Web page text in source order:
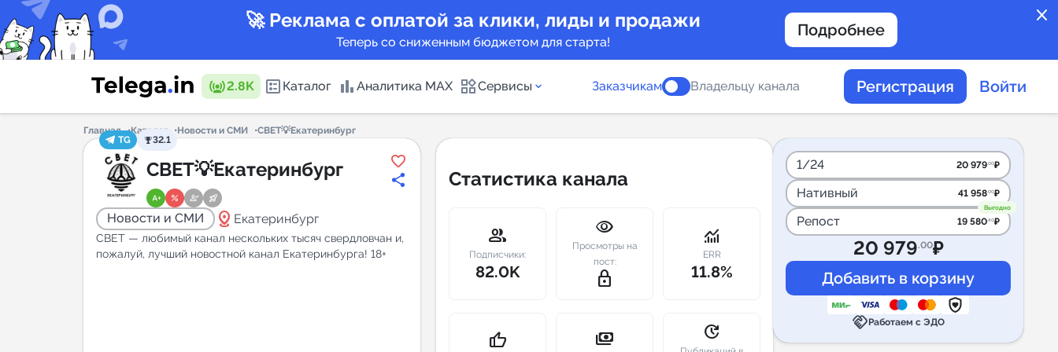
close
🚀 Реклама с оплатой за клики, лиды и продажи
Теперь со сниженным бюджетом для старта!
Подробнее
2.8K Каталог Аналитика MAX Сервисы
Каталог каналов
Горящие предложения
Индекс читаемости каналов в
Telegram
New
сопровождение
Заказчикам Владельцу канала Регистрация Войти
Главная Каталог Новости и СМИ
СВЕТ💡Екатеринбург
TG
32.1
СВЕТ💡Екатеринбург
Новости и СМИ distance Екатеринбург
СВЕТ — любимый канал нескольких тысяч свердловчан и,
пожалуй, лучший новостной канал Екатеринбурга! 18+
Статистика канала
group
Подписчики:
82.0K
visibility
Просмотры на
пост:
lock_outline
monitoring
ERR
11.8%
thumb_up payments update
1/24 20 979.00₽
Нативный 41 958.00₽
Выгодно
Репост 19 580.40₽
20 979.00₽
handshakeРаботаем с ЭДО